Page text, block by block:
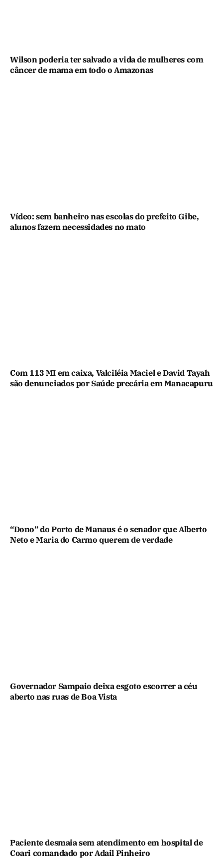
Wilson poderia ter salvado a vida de mulheres com
câncer de mama em todo o Amazonas
Vídeo: sem banheiro nas escolas do prefeito Gibe,
alunos fazem necessidades no mato
Com 113 MI em caixa, Valciléia Maciel e David Tayah
são denunciados por Saúde precária em Manacapuru
“Dono” do Porto de Manaus é o senador que Alberto
Neto e Maria do Carmo querem de verdade
Governador Sampaio deixa esgoto escorrer a céu
aberto nas ruas de Boa Vista
Paciente desmaia sem atendimento em hospital de
Coari comandado por Adail Pinheiro